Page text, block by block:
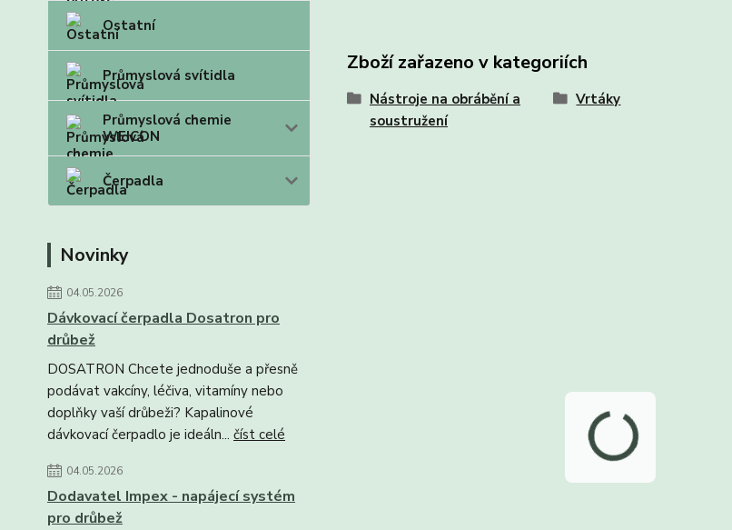
Ostatní
Průmyslová svítidla
Průmyslová chemie
WEICON
Čerpadla
Novinky
04.05.2026
Dávkovací čerpadla Dosatron pro
drůbež
DOSATRON Chcete jednoduše a přesně
podávat vakcíny, léčiva, vitamíny nebo
doplňky vaší drůbeži? Kapalinové
dávkovací čerpadlo je ideáln... číst celé
04.05.2026
Dodavatel Impex - napájecí systém
pro drůbež
Zboží zařazeno v kategoriích
Nástroje na obrábění a
soustružení
Vrtáky